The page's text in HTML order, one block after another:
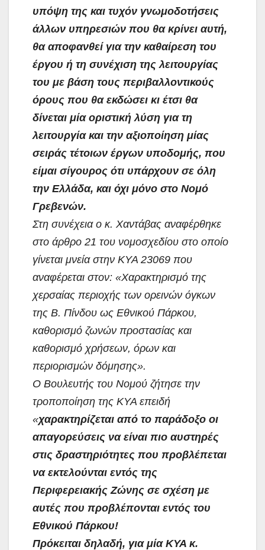
υπόψη της και τυχόν γνωμοδοτήσεις
άλλων υπηρεσιών που θα κρίνει αυτή,
θα αποφανθεί για την καθαίρεση του
έργου ή τη συνέχιση της λειτουργίας
του με βάση τους περιβαλλοντικούς
όρους που θα εκδώσει κι έτσι θα
δίνεται μία οριστική λύση για τη
λειτουργία και την αξιοποίηση μίας
σειράς τέτοιων έργων υποδομής, που
είμαι σίγουρος ότι υπάρχουν σε όλη
την Ελλάδα, και όχι μόνο στο Νομό
Γρεβενών.
Στη συνέχεια ο κ. Χαντάβας αναφέρθηκε
στο άρθρο 21 του νομοσχεδίου στο οποίο
γίνεται μνεία στην ΚΥΑ 23069 που
αναφέρεται στον: «Χαρακτηρισμό της
χερσαίας περιοχής των ορεινών όγκων
της Β. Πίνδου ως Εθνικού Πάρκου,
καθορισμό ζωνών προστασίας και
καθορισμό χρήσεων, όρων και
περιορισμών δόμησης».
Ο Βουλευτής του Νομού ζήτησε την
τροποποίηση της ΚΥΑ επειδή
«χαρακτηρίζεται από το παράδοξο οι
απαγορεύσεις να είναι πιο αυστηρές
στις δραστηριότητες που προβλέπεται
να εκτελούνται εντός της
Περιφερειακής Ζώνης σε σχέση με
αυτές που προβλέπονται εντός του
Εθνικού Πάρκου!
Πρόκειται δηλαδή, για μία ΚΥΑ κ.